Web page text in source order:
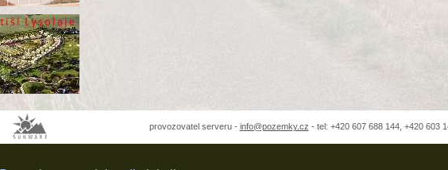
provozovatel serveru - info@pozemky.cz - tel: +420 607 688 144, +420 603